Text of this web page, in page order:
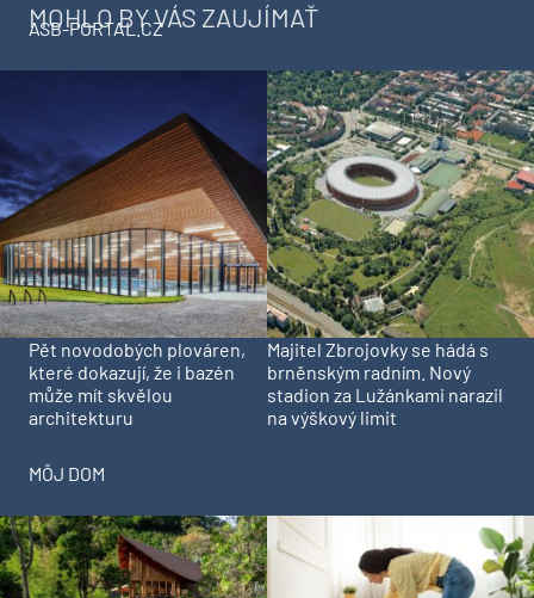
MOHLO BY VÁS ZAUJÍMAŤ
ASB-PORTAL.CZ
Pět novodobých plováren,
které dokazují, že i bazén
může mít skvělou
architekturu
Majitel Zbrojovky se hádá s
brněnským radním. Nový
stadion za Lužánkami narazil
na výškový limit
MÔJ DOM